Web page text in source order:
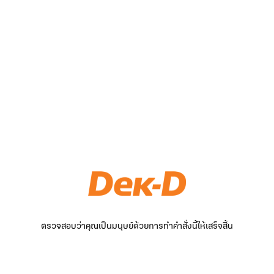
ตรวจสอบว่าคุณเป็นมนุษย์ด้วยการทำคำสั่งนี้ให้เสร็จสิ้น